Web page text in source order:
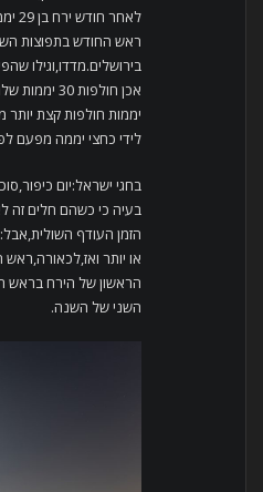
ראש החודש בתפוצות
לידי כחצי יממה מפעם
בחגי ישראל:יום
בעיה כי כשהם חלים זה
הזמן העודף
או יותר
הראשון של הירח בראש
השני של השנה.